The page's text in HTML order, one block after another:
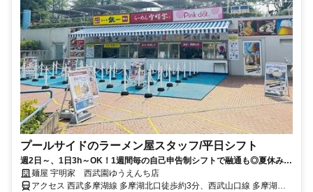
プールサイドのラーメン屋スタッフ/平日シフト
週2日～、1日3h～OK！1週間毎の自己申告制シフトで融通も◎夏休みだ
けの短期もOK!
麺屋 宇明家 西武園ゆうえんち店
アクセス 西武多摩湖線 多摩湖北口徒歩約3分、西武山口線 多摩湖北